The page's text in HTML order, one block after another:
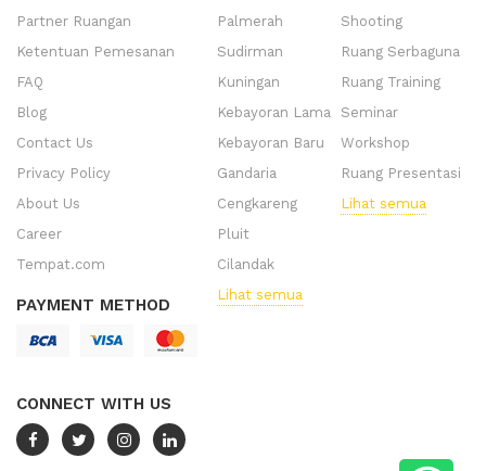
Partner Ruangan
Ketentuan Pemesanan
FAQ
Blog
Contact Us
Privacy Policy
About Us
Career
Tempat.com
PAYMENT METHOD
CONNECT WITH US
Palmerah
Sudirman
Kuningan
Kebayoran Lama
Kebayoran Baru
Gandaria
Cengkareng
Pluit
Cilandak
Lihat semua
Shooting
Ruang Serbaguna
Ruang Training
Seminar
Workshop
Ruang Presentasi
Lihat semua